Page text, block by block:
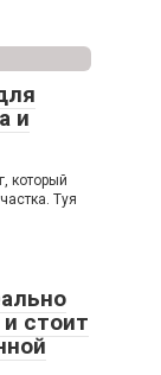
и
который
Туя
стоит